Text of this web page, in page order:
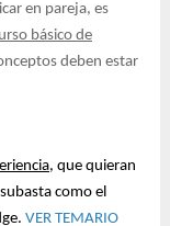
en pareja, es
básico de
deben estar
, que quieran
como el
VER TEMARIO